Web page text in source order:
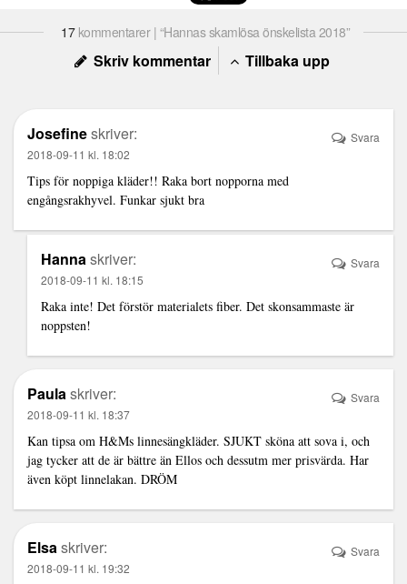
17kommentarer | “Hannas skamlösa önskelista 2018”
Skriv kommentar Tillbaka upp
Josefineskriver:
2018-09-11 kl. 18:02
Tips för noppiga kläder!! Raka bort nopporna med
engångsrakhyvel. Funkar sjukt bra
Svara
Hannaskriver:
2018-09-11 kl. 18:15
Raka inte! Det förstör materialets fiber. Det skonsammaste är
noppsten!
Svara
Paulaskriver:
2018-09-11 kl. 18:37
Kan tipsa om H&Ms linnesängkläder. SJUKT sköna att sova i, och
jag tycker att de är bättre än Ellos och dessutm mer prisvärda. Har
även köpt linnelakan. DRÖM
Svara
Elsaskriver:
2018-09-11 kl. 19:32
Svara